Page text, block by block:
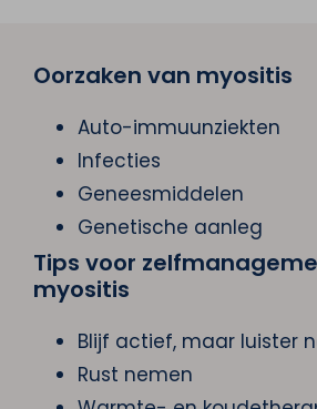
Oorzaken van myositis
Auto-immuunziekten
Infecties
Geneesmiddelen
Genetische aanleg
Tips voor
myositis
Blijf actief, maar luister
Rust nemen